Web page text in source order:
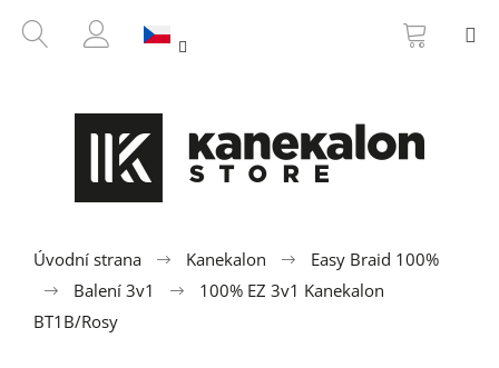
HLEDAT
PŘIHLÁŠENÍ
KOŠÍK
Úvodní strana Kanekalon
Easy Braid 100%
Balení 3v1
100% EZ 3v1 Kanekalon
BT1B/Rosy
ZPĚT
ZPĚT
b